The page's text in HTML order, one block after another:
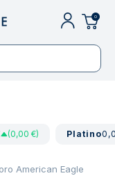
0
(0,00 €) Platino
American Eagle